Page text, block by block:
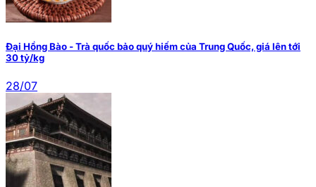
Đại Hồng Bào - Trà quốc bảo quý hiếm của Trung Quốc, giá lên tới
30 tỷ/kg
28/07